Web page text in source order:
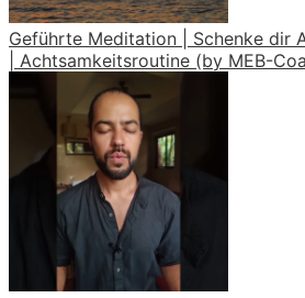
Geführte Meditation | Schenke dir
| Achtsamkeitsroutine (by MEB-